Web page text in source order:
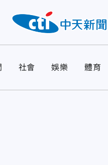
社會 娛樂 體育